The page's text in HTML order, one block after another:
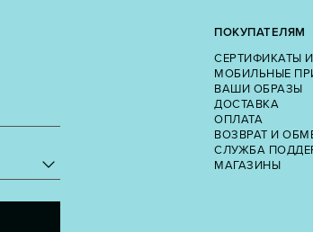
ПОКУПАТЕЛЯМ
СЕРТИФИКАТЫ
МОБИЛЬНЫЕ
ВАШИ ОБРАЗЫ
ДОСТАВКА
ОПЛАТА
ВОЗВРАТ И
СЛУЖБА
МАГАЗИНЫ